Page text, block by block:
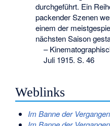
durchgeführt. Ein
packender Szenen
einem der
nächsten Saison
–
Juli 1915. S. 46
Weblinks
Im Banne der